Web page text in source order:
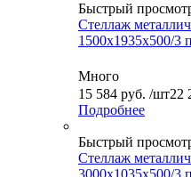
Быстрый
Стеллаж
1500x1935x500/3
Много
15 584 руб. /шт22
Подробнее
Быстрый
Стеллаж
3000x1035x500/3